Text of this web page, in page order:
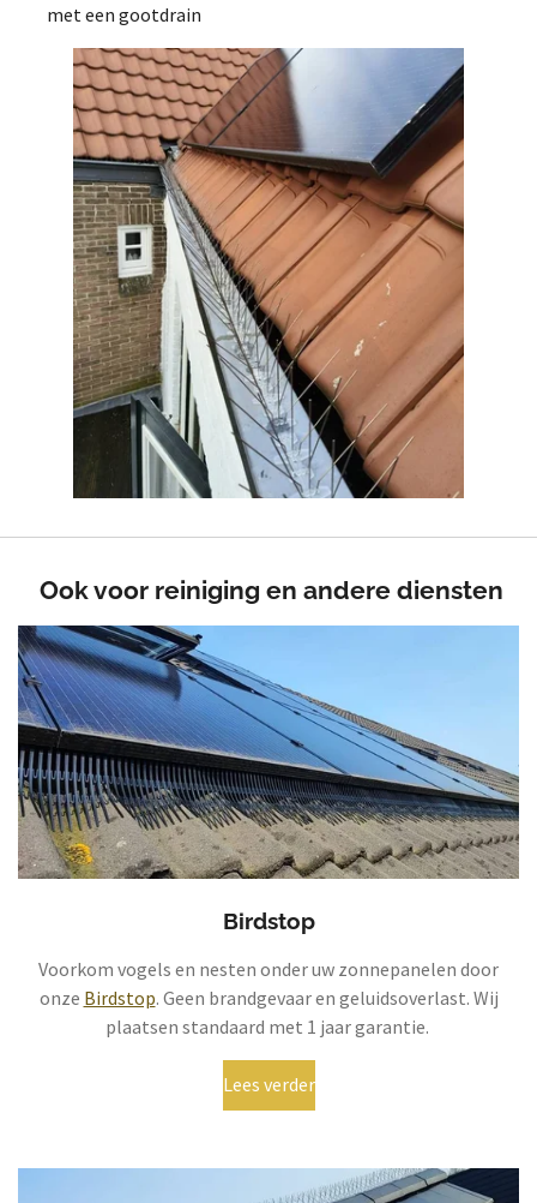
met een gootdrain
Ook voor reiniging en andere diensten
Birdstop
Voorkom vogels en nesten onder uw zonnepanelen door
onze Birdstop. Geen brandgevaar en geluidsoverlast. Wij
plaatsen standaard met 1 jaar garantie.
Lees verder